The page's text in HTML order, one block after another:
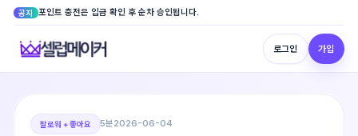
공지 포인트 충전은 입금 확인 후 순차 승인됩니다.
로그인 가입
팔로워 + 좋아요 5분2026-06-04